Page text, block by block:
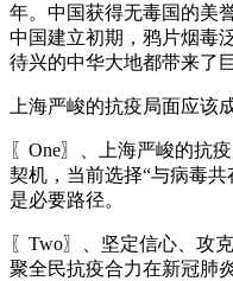
年。中国获得无毒国的美
中国建立初期，鸦片烟毒
待兴的中华大地都带来了
上海严峻的抗疫局面应该
〖One〗、上海严峻的抗
契机，当前选择“与病毒
是必要路径。
〖Two〗、坚定信心、攻
聚全民抗疫合力在新冠肺